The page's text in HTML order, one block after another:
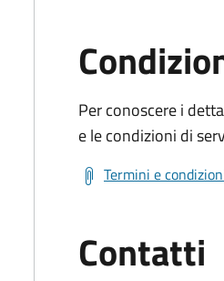
Per conoscere i
e le condizioni di
Termini e
Contatti